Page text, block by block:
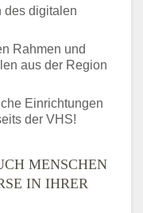
des digitalen
Rahmen und
aus der Region
Einrichtungen
der VHS!
MENSCHEN
IN IHRER